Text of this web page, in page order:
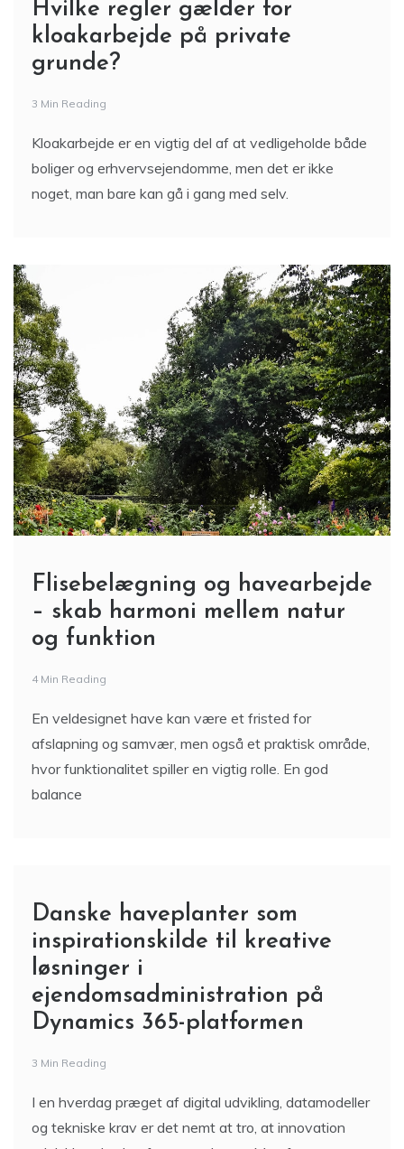
Hvilke regler gælder for
kloakarbejde på private
grunde?
3 Min Reading
Kloakarbejde er en vigtig del af at vedligeholde både
boliger og erhvervsejendomme, men det er ikke
noget, man bare kan gå i gang med selv.
Flisebelægning og havearbejde
– skab harmoni mellem natur
og funktion
4 Min Reading
En veldesignet have kan være et fristed for
afslapning og samvær, men også et praktisk område,
hvor funktionalitet spiller en vigtig rolle. En god
balance
Danske haveplanter som
inspirationskilde til kreative
løsninger i
ejendomsadministration på
Dynamics 365-platformen
3 Min Reading
I en hverdag præget af digital udvikling, datamodeller
og tekniske krav er det nemt at tro, at innovation